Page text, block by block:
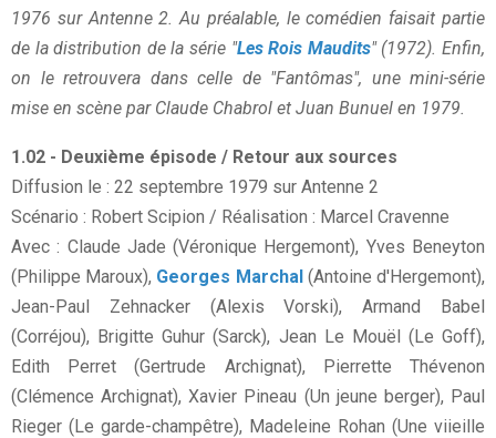
1976 sur Antenne 2. Au préalable, le comédien faisait partie
de la distribution de la série "Les Rois Maudits" (1972). Enfin,
on le retrouvera dans celle de "Fantômas", une mini-série
mise en scène par Claude Chabrol et Juan Bunuel en 1979.
1.02 - Deuxième épisode / Retour aux sources
Diffusion le : 22 septembre 1979 sur Antenne 2
Scénario : Robert Scipion / Réalisation : Marcel Cravenne
Avec : Claude Jade (Véronique Hergemont), Yves Beneyton
(Philippe Maroux), Georges Marchal(Antoine d'Hergemont),
Jean-Paul Zehnacker (Alexis Vorski), Armand Babel
(Corréjou), Brigitte Guhur (Sarck), Jean Le Mouël (Le Goff),
Edith Perret (Gertrude Archignat), Pierrette Thévenon
(Clémence Archignat), Xavier Pineau (Un jeune berger), Paul
Rieger (Le garde-champêtre), Madeleine Rohan (Une viieille